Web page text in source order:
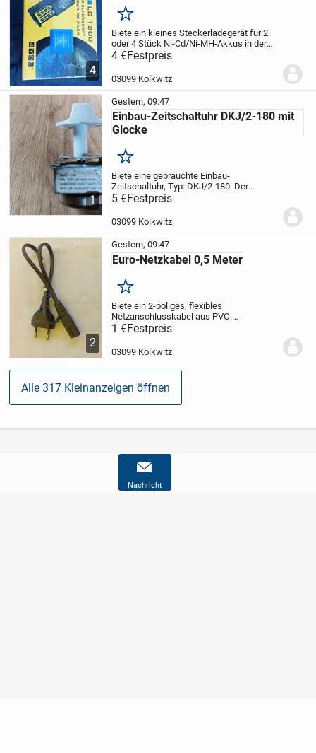
Nachricht
4
Merken
Biete ein kleines Steckerladegerät für 2
oder 4 Stück Ni-Cd/Ni-MH-Akkus in der
Größe AA. Wegen der geringen Größe gut
für die Reise oder Camping geeignet. Das
Gehäuse war schon einmal geöffnet
4 €Festpreis
03099 Kolkwitz
1
Gestern, 09:47
Einbau-Zeitschaltuhr DKJ/2-180 mit
Glocke
Merken
Biete eine gebrauchte Einbau-
Zeitschaltuhr, Typ: DKJ/2-180. Der
Zeitablauf wird durch einen Glockenton
markiert. Einstellbar ist die Uhr von 2-180
Minuten.Funktion ist geprüft.
5 €Festpreis
03099 Kolkwitz
2
Gestern, 09:47
Euro-Netzkabel 0,5 Meter
Merken
Biete ein 2-poliges, flexibles
Netzanschlusskabel aus PVC-
Schlauchleitung mit angegossenem
Stecker und angegossener Kupplung (mit
doppelter Nut), Drahtquerschnitt 0,75
qmm. Geeignet zum Anschluss von...
1 €Festpreis
03099 Kolkwitz
Alle 317 Kleinanzeigen öffnen